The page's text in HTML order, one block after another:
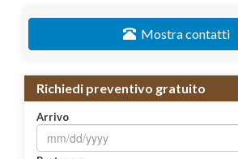
Mostra contatti
Richiedi preventivo gratuito
Arrivo